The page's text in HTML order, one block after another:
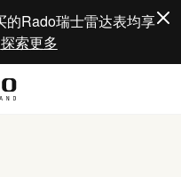
的Rado瑞士雷达表均享
探索更多